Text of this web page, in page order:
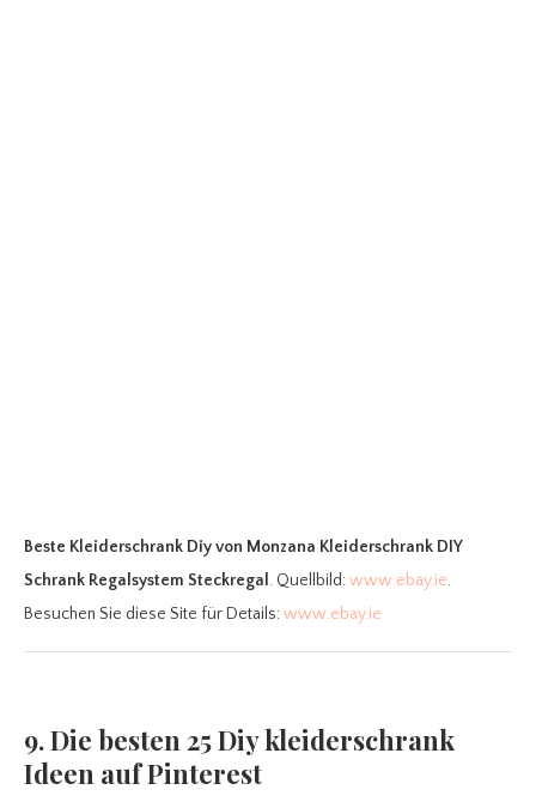
Beste Kleiderschrank Diyvon Monzana Kleiderschrank DIY
Schrank Regalsystem Steckregal . Quellbild:www.ebay.ie.
Besuchen Sie diese Site für Details:www.ebay.ie
9. Die besten 25 Diy kleiderschrank
Ideen auf Pinterest